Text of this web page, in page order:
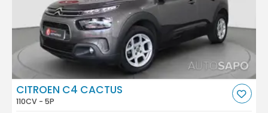
CITROEN C4 CACTUS
110CV - 5P